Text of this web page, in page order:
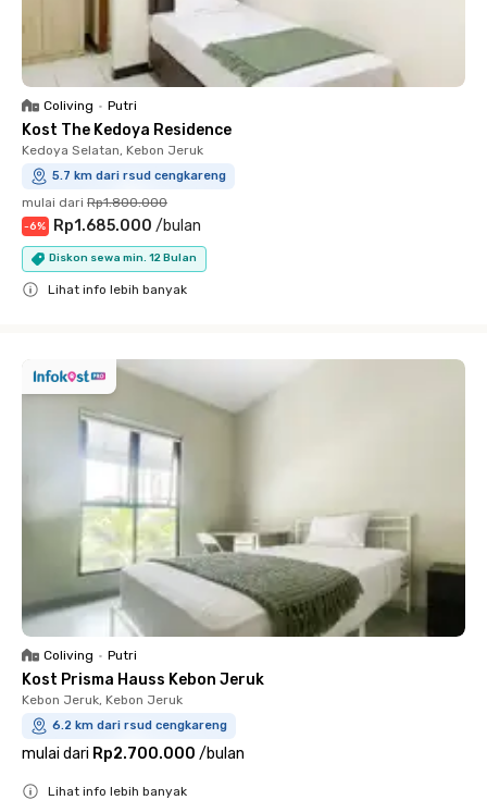
Coliving • Putri
Kost The Kedoya Residence
Kedoya Selatan, Kebon Jeruk
5.7 km dari rsud cengkareng
mulai dari Rp1.800.000
-6% Rp1.685.000 /bulan
Diskon sewa min. 12 Bulan
Lihat info lebih banyak
Coliving • Putri
Kost Prisma Hauss Kebon Jeruk
Kebon Jeruk, Kebon Jeruk
6.2 km dari rsud cengkareng
mulai dari Rp2.700.000 /bulan
Lihat info lebih banyak